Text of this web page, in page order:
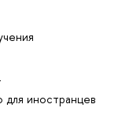
иностранцев